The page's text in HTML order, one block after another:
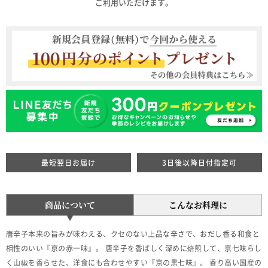
ご利用いただけます。
最短翌日お届け 3日後以降日付指定可
商品について こんなお料理に
唐辛子本来の旨みが味わえる、クセのない上品な辛さで、おだし香る和食と
相性のいい『京の赤一味』。 唐辛子を香ばしく深めに焙煎して、京七味らし
く山椒を香らせた、洋食にも合わせやすい『京の黒七味』。 香り高い国産の